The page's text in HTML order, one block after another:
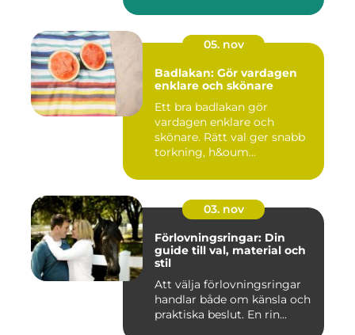
05. nov
Badlakan: Gör vardagen
enklare och skönare
Ett bra badlakan gör
vardagen enklare och
skönare. Rätt val ger snabb
torkning, h&oum...
03. nov
Förlovningsringar: Din
guide till val, material och
stil
Att välja förlovningsringar
handlar både om känsla och
praktiska beslut. En rin...